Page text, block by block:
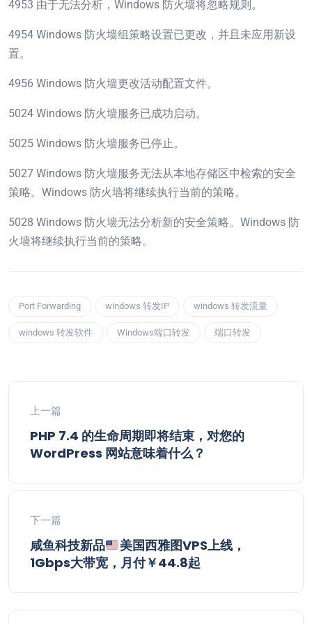
4953 由于无法分析，Windows 防火墙将忽略规则。
4954 Windows 防火墙组策略设置已更改，并且未应用新设
置。
4956 Windows 防火墙更改活动配置文件。
5024 Windows 防火墙服务已成功启动。
5025 Windows 防火墙服务已停止。
5027 Windows 防火墙服务无法从本地存储区中检索的安全
策略。Windows 防火墙将继续执行当前的策略。
5028 Windows 防火墙无法分析新的安全策略。Windows 防
火墙将继续执行当前的策略。
Port Forwarding windows 转发IP windows 转发流量
windows 转发软件 Windows端口转发 端口转发
上一篇
PHP 7.4 的生命周期即将结束，对您的
WordPress 网站意味着什么？
下一篇
咸鱼科技新品
美国西雅图VPS上线，
1Gbps大带宽，月付￥44.8起